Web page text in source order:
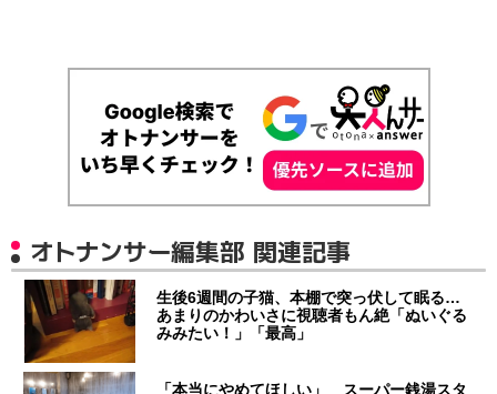
オトナンサー編集部 関連記事
生後6週間の子猫、本棚で突っ伏して眠る…
あまりのかわいさに視聴者もん絶「ぬいぐる
みみたい！」「最高」
「本当にやめてほしい」 スーパー銭湯スタ